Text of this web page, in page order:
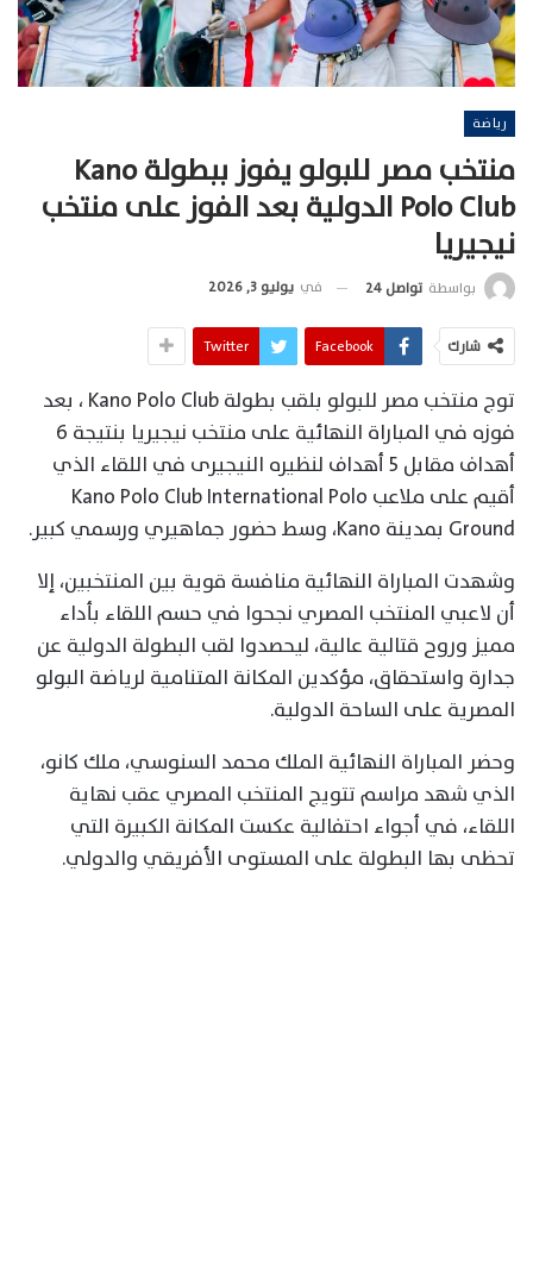
رياضة
منتخب مصر للبولو يفوز ببطولة Kano
Polo Club الدولية بعد الفوز على منتخب
نيجيريا
بواسطة تواصل 24 في يوليو 3, 2026
شارك Facebook
Twitter
توج منتخب مصر للبولو بلقب بطولة Kano Polo Club ، بعد
فوزه في المباراة النهائية على منتخب نيجيريا بنتيجة 6
أهداف مقابل 5 أهداف لنظيره النيجيرى في اللقاء الذي
أقيم على ملاعب Kano Polo Club International Polo
Ground بمدينة Kano، وسط حضور جماهيري ورسمي كبير.
وشهدت المباراة النهائية منافسة قوية بين المنتخبين، إلا
أن لاعبي المنتخب المصري نجحوا في حسم اللقاء بأداء
مميز وروح قتالية عالية، ليحصدوا لقب البطولة الدولية عن
جدارة واستحقاق، مؤكدين المكانة المتنامية لرياضة البولو
المصرية على الساحة الدولية.
وحضر المباراة النهائية الملك محمد السنوسي، ملك كانو،
الذي شهد مراسم تتويج المنتخب المصري عقب نهاية
اللقاء، في أجواء احتفالية عكست المكانة الكبيرة التي
تحظى بها البطولة على المستوى الأفريقي والدولي.